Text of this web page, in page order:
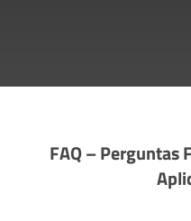
FAQ – Perguntas